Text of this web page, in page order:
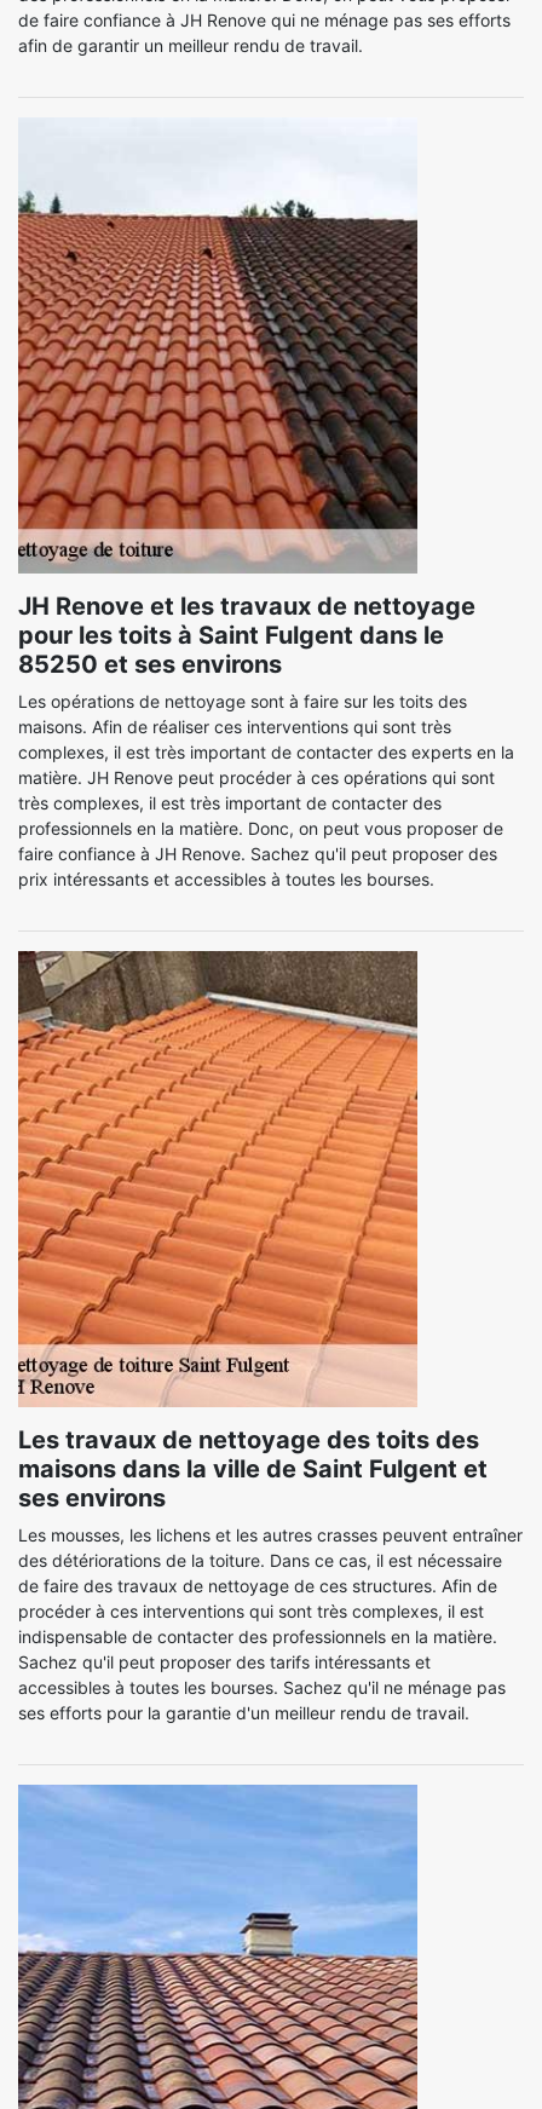
de faire confiance à JH Renove qui ne ménage pas ses efforts
afin de garantir un meilleur rendu de travail.
JH Renove et les travaux de nettoyage
pour les toits à Saint Fulgent dans le
85250 et ses environs
Les opérations de nettoyage sont à faire sur les toits des
maisons. Afin de réaliser ces interventions qui sont très
complexes, il est très important de contacter des experts en la
matière. JH Renove peut procéder à ces opérations qui sont
très complexes, il est très important de contacter des
professionnels en la matière. Donc, on peut vous proposer de
faire confiance à JH Renove. Sachez qu'il peut proposer des
prix intéressants et accessibles à toutes les bourses.
Les travaux de nettoyage des toits des
maisons dans la ville de Saint Fulgent et
ses environs
Les mousses, les lichens et les autres crasses peuvent entraîner
des détériorations de la toiture. Dans ce cas, il est nécessaire
de faire des travaux de nettoyage de ces structures. Afin de
procéder à ces interventions qui sont très complexes, il est
indispensable de contacter des professionnels en la matière.
Sachez qu'il peut proposer des tarifs intéressants et
accessibles à toutes les bourses. Sachez qu'il ne ménage pas
ses efforts pour la garantie d'un meilleur rendu de travail.